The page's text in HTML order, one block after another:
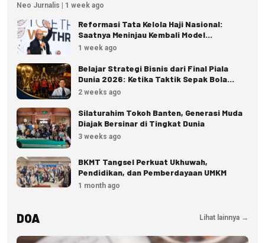
Neo Jurnalis | 1 week ago
Reformasi Tata Kelola Haji Nasional:
Saatnya Meninjau Kembali Model
Pengelolaan Haji Reguler
1 week ago
Belajar Strategi Bisnis dari Final Piala
Dunia 2026: Ketika Taktik Sepak Bola
Menjadi Inspirasi Kesuksesan Bisnis
2 weeks ago
Silaturahim Tokoh Banten, Generasi Muda
Diajak Bersinar di Tingkat Dunia
3 weeks ago
BKMT Tangsel Perkuat Ukhuwah,
Pendidikan, dan Pemberdayaan UMKM
1 month ago
DOA Lihat lainnya →